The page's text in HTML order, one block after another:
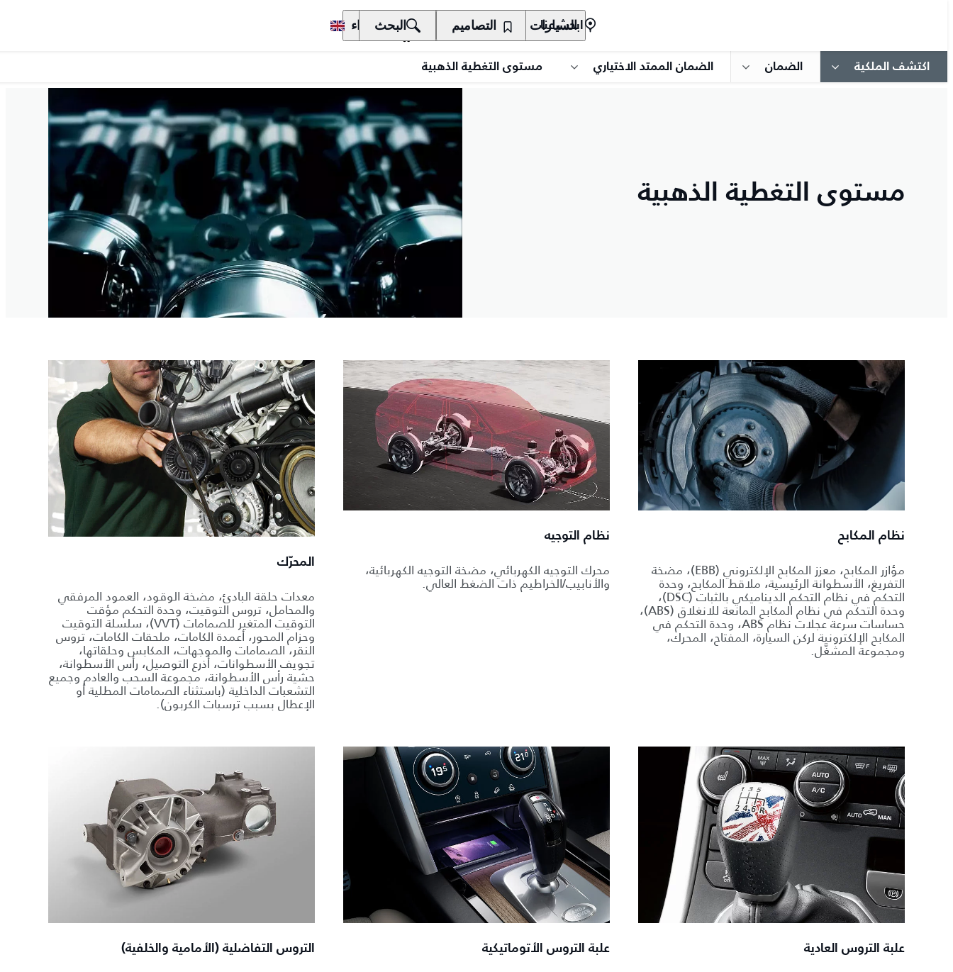
السيارات المالكون الاكتشاف الشراء ابحث عنا التصاميم البحث
اكتشف الملكية الضمان الضمان الممتد الاختياري مستوى التغطية الذهبية
مستوى التغطية الذهبية
نظام المكابح
مؤازر المكابح، معزز المكابح الإلكتروني (EBB)، مضخة
التفريغ، الأسطوانة الرئيسية، ملاقط المكابح، وحدة
التحكم في نظام التحكم الديناميكي بالثبات (DSC)،
وحدة التحكم في نظام المكابح المانعة للانغلاق (ABS)،
حساسات سرعة عجلات نظام ABS، وحدة التحكم في
المكابح الإلكترونية لركن السيارة، المفتاح، المحرك،
ومجموعة المشغّل.
نظام التوجيه
محرك التوجيه الكهربائي، مضخة التوجيه الكهربائية،
والأنابيب/الخراطيم ذات الضغط العالي.
المحرّك
معدات حلقة البادئ، مضخة الوقود، العمود المرفقي
والمحامل، تروس التوقيت، وحدة التحكم مؤقت
التوقيت المتغير للصمامات (VVT)، سلسلة التوقيت
وحزام المحور، أعمدة الكامات، ملحقات الكامات، تروس
النقر، الصمامات والموجهات، المكابس وحلقاتها،
تجويف الأسطوانات، أذرع التوصيل، رأس الأسطوانة،
حشية رأس الأسطوانة، مجموعة السحب والعادم وجميع
التشعبات الداخلية (باستثناء الصمامات المطلية أو
الإعطال بسبب ترسبات الكربون).
علبة التروس العادية علبة التروس الأتوماتيكية التروس التفاضلية (الأمامية والخلفية)